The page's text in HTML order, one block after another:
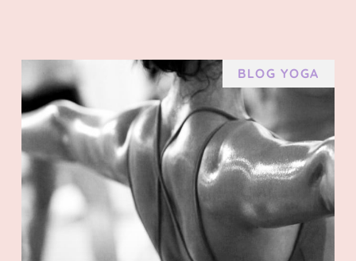
BLOG YOGA